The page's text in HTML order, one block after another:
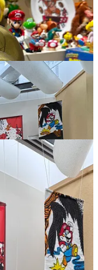
(bains publics) situé
semaines
depuis la nuit
funk composée par
Eye of the
social Bluesky !